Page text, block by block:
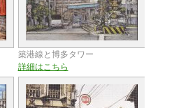
築港線と博多タワー
詳細はこちら